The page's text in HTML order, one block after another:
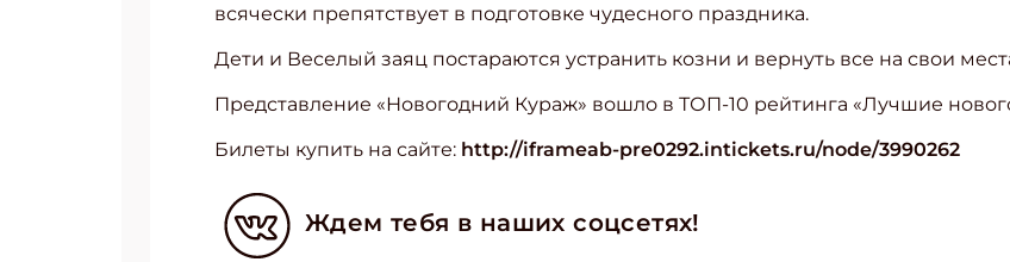
всячески препятствует в подготовке чудесного праздника.
Дети и Веселый заяц постараются устранить козни и вернуть все на свои
Представление «Новогодний Кураж» вошло в ТОП-10 рейтинга «Лучшие
Билеты купить на сайте: http://iframeab-pre0292.intickets.ru/node/3990262
Ждем тебя в наших соцсетях!